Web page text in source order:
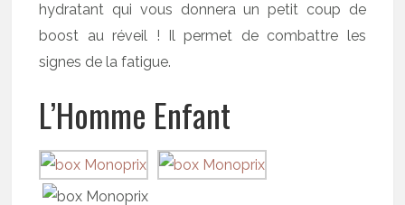
hydratant qui vous donnera un petit coup de
boost au réveil ! Il permet de combattre les
signes de la fatigue.
L’Homme Enfant